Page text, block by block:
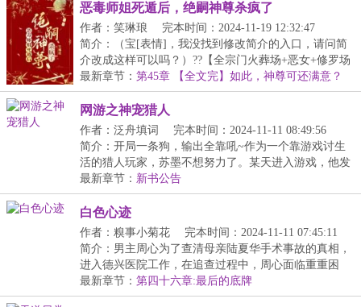
恶毒师姐死遁后，绝嗣神尊杀疯了
作者：笑琳琅
完本时间：2024-11-19 12:32:47
简介：（宝[表情]，我没找到修改简介的入口，请问简
介改成这样可以吗？）??【全宗门火葬场+恶女+修罗场
+...
最新章节： 第45章 【全文完】如此，神尊可还满意？
网游之神宠猎人
作者：泛舟填词
完本时间：2024-11-11 08:49:56
简介：开局一条狗，输出全靠吼~作为一个靠游戏讨生
活的猎人玩家，苏墨不想努力了。某天进入游戏，他发
现...
最新章节： 新书公告
白色心迹
作者：糗事小菊花
完本时间：2024-11-11 07:45:11
简介：男主周心为了查清母亲陆夏华手术事故的真相，
进入德兴医院工作，在追查过程中，周心面临重重困
境，...
最新章节： 第四十六章:最后的底牌